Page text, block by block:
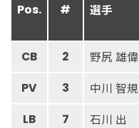
Pos. # 選手
CB 2 野尻 雄偉
PV 3 中川 智規
LB 7 石川 出